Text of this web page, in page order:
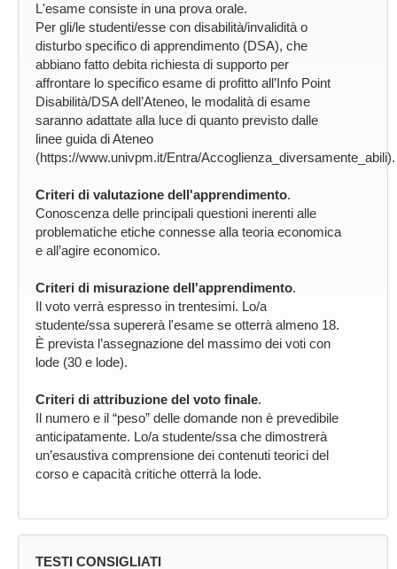
L'esame consiste in una prova orale.
Per gli/le studenti/esse con disabilità/invalidità o
disturbo specifico di apprendimento (DSA), che
abbiano fatto debita richiesta di supporto per
affrontare lo specifico esame di profitto all’Info Point
Disabilità/DSA dell’Ateneo, le modalità di esame
saranno adattate alla luce di quanto previsto dalle
linee guida di Ateneo
(https://www.univpm.it/Entra/Accoglienza_diversamente_abili).
Criteri di valutazione dell'apprendimento.
Conoscenza delle principali questioni inerenti alle
problematiche etiche connesse alla teoria economica
e all’agire economico.
Criteri di misurazione dell'apprendimento.
Il voto verrà espresso in trentesimi. Lo/a
studente/ssa supererà l'esame se otterrà almeno 18.
È prevista l’assegnazione del massimo dei voti con
lode (30 e lode).
Criteri di attribuzione del voto finale.
Il numero e il “peso” delle domande non è prevedibile
anticipatamente. Lo/a studente/ssa che dimostrerà
un’esaustiva comprensione dei contenuti teorici del
corso e capacità critiche otterrà la lode.
TESTI CONSIGLIATI